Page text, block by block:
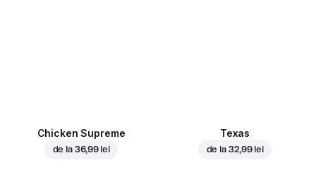
Chicken Supreme
de la 36,99 lei
Texas
de la 32,99 lei